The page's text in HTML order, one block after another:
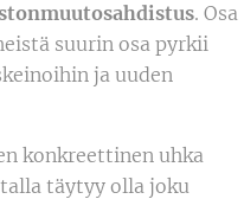
. Osa
suurin osa pyrkii
ja uuden
konkreettinen uhka
täytyy olla joku